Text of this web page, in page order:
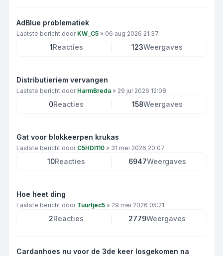
AdBlue problematiek
Laatste bericht door KW_C5 » 06 aug 2026 21:37
1Reacties 123Weergaves
Distributieriem vervangen
Laatste bericht door HarmBreda » 29 jul 2026 12:08
0Reacties 158Weergaves
Gat voor blokkeerpen krukas
Laatste bericht door C5HDI110 » 31 mei 2026 20:07
10Reacties 6947Weergaves
Hoe heet ding
Laatste bericht door Tuurtjec5 » 29 mei 2026 05:21
2Reacties 2779Weergaves
Cardanhoes nu voor de 3de keer losgekomen na